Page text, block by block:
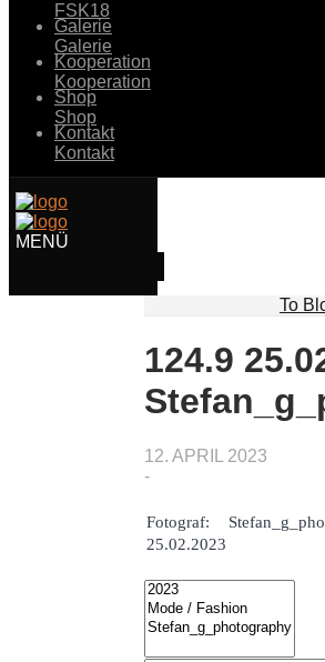
FSK18
Galerie
Galerie
Kooperation
Kooperation
Shop
Shop
Kontakt
Kontakt
To
124.9
12. APRIL 2023
-
Fotograf:
25.02.2023